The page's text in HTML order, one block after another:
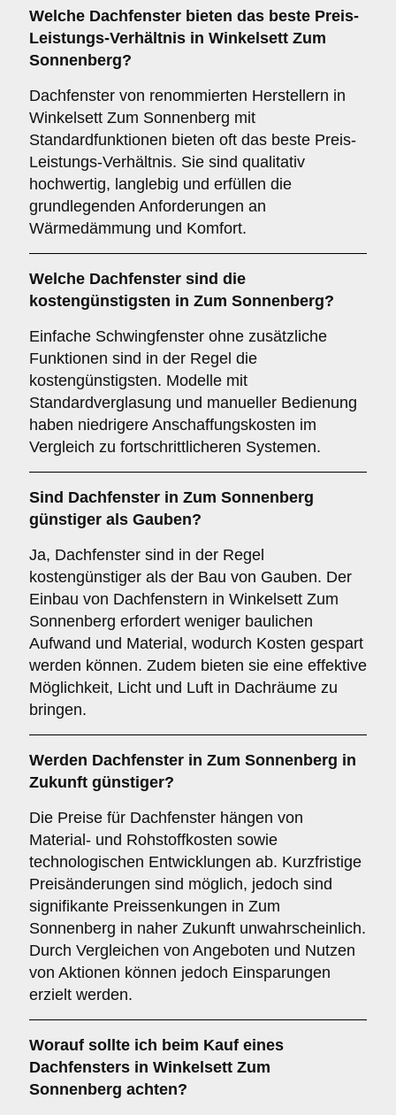
Welche Dachfenster bieten das beste Preis-
Leistungs-Verhältnis in Winkelsett Zum
Sonnenberg?
Dachfenster von renommierten Herstellern in
Winkelsett Zum Sonnenberg mit
Standardfunktionen bieten oft das beste Preis-
Leistungs-Verhältnis. Sie sind qualitativ
hochwertig, langlebig und erfüllen die
grundlegenden Anforderungen an
Wärmedämmung und Komfort.
Welche Dachfenster sind die
kostengünstigsten in Zum Sonnenberg?
Einfache Schwingfenster ohne zusätzliche
Funktionen sind in der Regel die
kostengünstigsten. Modelle mit
Standardverglasung und manueller Bedienung
haben niedrigere Anschaffungskosten im
Vergleich zu fortschrittlicheren Systemen.
Sind Dachfenster in Zum Sonnenberg
günstiger als Gauben?
Ja, Dachfenster sind in der Regel
kostengünstiger als der Bau von Gauben. Der
Einbau von Dachfenstern in Winkelsett Zum
Sonnenberg erfordert weniger baulichen
Aufwand und Material, wodurch Kosten gespart
werden können. Zudem bieten sie eine effektive
Möglichkeit, Licht und Luft in Dachräume zu
bringen.
Werden Dachfenster in Zum Sonnenberg in
Zukunft günstiger?
Die Preise für Dachfenster hängen von
Material- und Rohstoffkosten sowie
technologischen Entwicklungen ab. Kurzfristige
Preisänderungen sind möglich, jedoch sind
signifikante Preissenkungen in Zum
Sonnenberg in naher Zukunft unwahrscheinlich.
Durch Vergleichen von Angeboten und Nutzen
von Aktionen können jedoch Einsparungen
erzielt werden.
Worauf sollte ich beim Kauf eines
Dachfensters in Winkelsett Zum
Sonnenberg achten?